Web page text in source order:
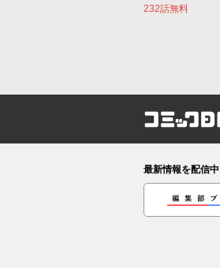
232話無料
コミッ
最新情報を配信
編集部ブログ